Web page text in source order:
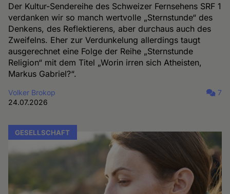
Der Kultur-Sendereihe des Schweizer Fernsehens SRF 1
verdanken wir so manch wertvolle „Sternstunde“ des
Denkens, des Reflektierens, aber durchaus auch des
Zweifelns. Eher zur Verdunkelung allerdings taugt
ausgerechnet eine Folge der Reihe „Sternstunde
Religion“ mit dem Titel „Worin irren sich Atheisten,
Markus Gabriel?“.
Volker Brokop
24.07.2026
7
GESELLSCHAFT